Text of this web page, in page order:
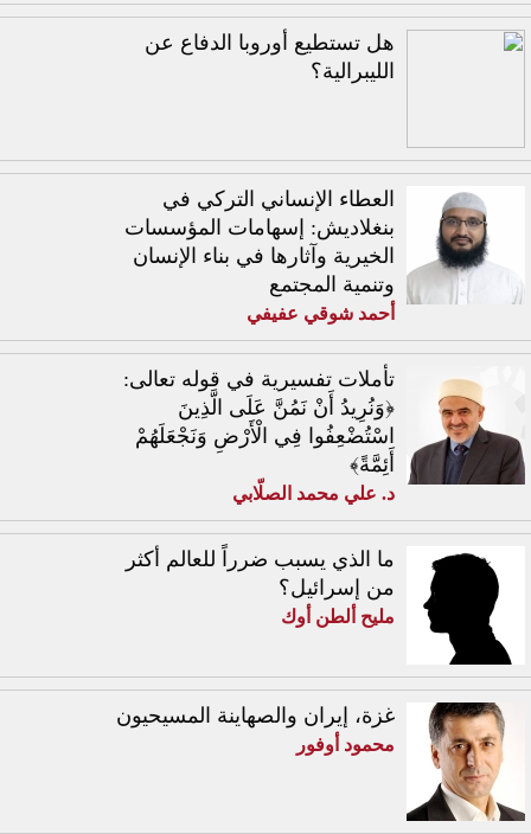
هل تستطيع أوروبا الدفاع عن
الليبرالية؟
العطاء الإنساني التركي في
بنغلاديش: إسهامات المؤسسات
الخيرية وآثارها في بناء الإنسان
وتنمية المجتمع
أحمد شوقي عفيفي
تأملات تفسيرية في قوله تعالى:
﴿وَنُرِيدُ أَنْ نَمُنَّ عَلَى الَّذِينَ
اسْتُضْعِفُوا فِي الْأَرْضِ وَنَجْعَلَهُمْ
أَئِمَّةً﴾
د. علي محمد الصلّابي
ما الذي يسبب ضرراً للعالم أكثر
من إسرائيل؟
مليح ألطن أوك
غزة، إيران والصهاينة المسيحيون
محمود أوفور